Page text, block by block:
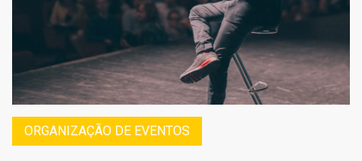
ORGANIZAÇÃO DE EVENTOS